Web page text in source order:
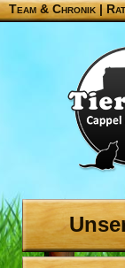
Team & Chronik |